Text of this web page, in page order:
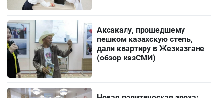
Аксакалу, прошедшему
пешком казахскую степь,
дали квартиру в Жезказгане
(обзор казСМИ)